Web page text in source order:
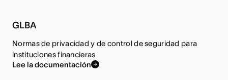
GLBA
Normas de privacidad y de control de seguridad para
instituciones financieras
Lee la documentación